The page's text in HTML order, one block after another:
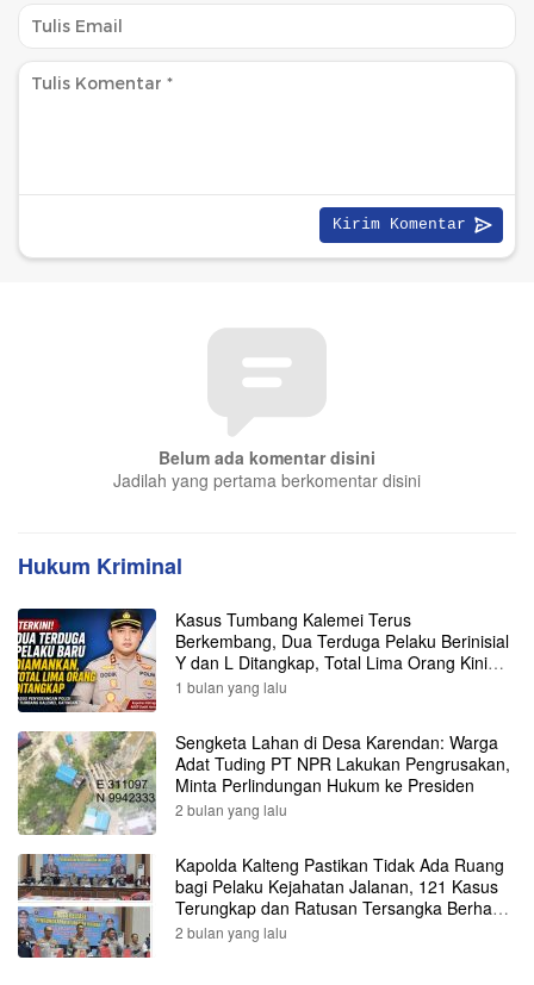
Belum ada komentar disini
Jadilah yang pertama berkomentar disini
Hukum Kriminal
Kasus Tumbang Kalemei Terus
Berkembang, Dua Terduga Pelaku Berinisial
Y dan L Ditangkap, Total Lima Orang Kini
Diamankan Polisi
1 bulan yang lalu
Sengketa Lahan di Desa Karendan: Warga
Adat Tuding PT NPR Lakukan Pengrusakan,
Minta Perlindungan Hukum ke Presiden
2 bulan yang lalu
Kapolda Kalteng Pastikan Tidak Ada Ruang
bagi Pelaku Kejahatan Jalanan, 121 Kasus
Terungkap dan Ratusan Tersangka Berhasil
Dibekuk
2 bulan yang lalu